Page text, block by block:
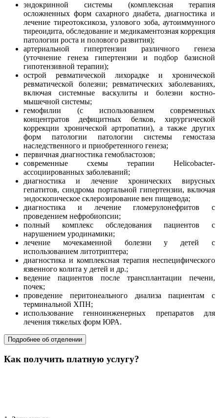
эндокринной системы (комплексная терапия
осложненных форм сахарного диабета, диагностика и
лечение тиреотоксикоза, узлового зоба, аутоиммунного
тиреоидита, обследование и медикаментозная коррекция
патологии роста и полового развития);
артериальной гипертензии различного генеза
(уточнение генеза гипертензии и подбор базисной
гипотензивной терапии);
острой ревматической лихорадке и хронической
ревматической болезни; ревматических заболеваниях,
включая системные васкулиты и болезни костно-
мышечной системы;
гемофилии (с использованием современных
концентратов дефицитных белков, хирургической
коррекции хронической артропатии), а также других
форм патологии патологии системы гемостаза
наследственного и приобретенного генеза;
первичная диагностика гемобластозов;
современные схемы терапии Helicobacter-
ассоциированных заболеваний;
диагностика и лечение хронических вирусных
гепатитов, синдрома портальной гипертензии, включая
эндоскопическое склерозирование вен пищевода;
диагностика и лечение гломерулонефритов с
проведением нефробиопсии;
полный комплекс обследования пациентов с
нарушением уродинамики;
лечение мочекаменной болезни у детей с
использованием литотриптера;
диагностика и комплексная терапия неспецифического
язвенного колита у детей и др.;
ведение пациентов после трансплантации печени,
почек;
проведение перитонеального диализа пациентам с
терминальной ХПН;
использование генноинженерных препаратов для
лечения тяжелых форм ЮРА.
Подробнее об отделении
Как получить платную услугу?